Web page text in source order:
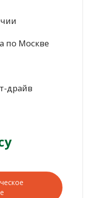
по Москве
драйв